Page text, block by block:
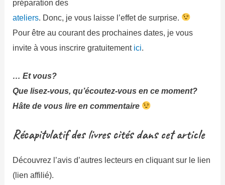
préparation des
ateliers. Donc, je vous laisse l’effet de surprise.
Pour être au courant des prochaines dates, je vous
invite à vous inscrire gratuitement ici.
… Et vous?
Que lisez-vous, qu’écoutez-vous en ce moment?
Hâte de vous lire en commentaire
Récapitulatif des livres cités dans cet article
Découvrez l’avis d’autres lecteurs en cliquant sur le lien
(lien affilié).